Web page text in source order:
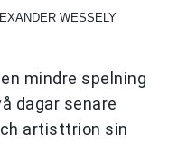
WESSELY
mindre spelning
dagar senare
artisttrion sin